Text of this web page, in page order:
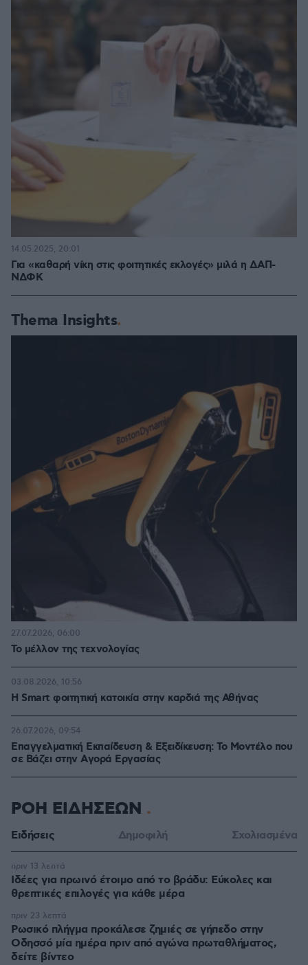
Για «καθαρή νίκη στις φοιτητικές εκλογές» μιλά η ΔΑΠ-
ΝΔΦΚ
14.05.2025, 20:01
Thema Insights
Το μέλλον της τεχνολογίας
27.07.2026, 06:00
Η Smart φοιτητική κατοικία στην καρδιά της Αθήνας
03.08.2026, 10:56
Επαγγελματική Εκπαίδευση & Εξειδίκευση: Το Mοντέλο που
σε Bάζει στην Aγορά Eργασίας
26.07.2026, 09:54
ΡΟΗ ΕΙΔΗΣΕΩΝ
Ειδήσεις Δημοφιλή Σχολιασμένα
Ιδέες για πρωινό έτοιμο από το βράδυ: Εύκολες και
θρεπτικές επιλογές για κάθε μέρα
πριν 13 λεπτά
Ρωσικό πλήγμα προκάλεσε ζημιές σε γήπεδο στην
Οδησσό μία ημέρα πριν από αγώνα πρωταθλήματος,
δείτε βίντεο
πριν 23 λεπτά